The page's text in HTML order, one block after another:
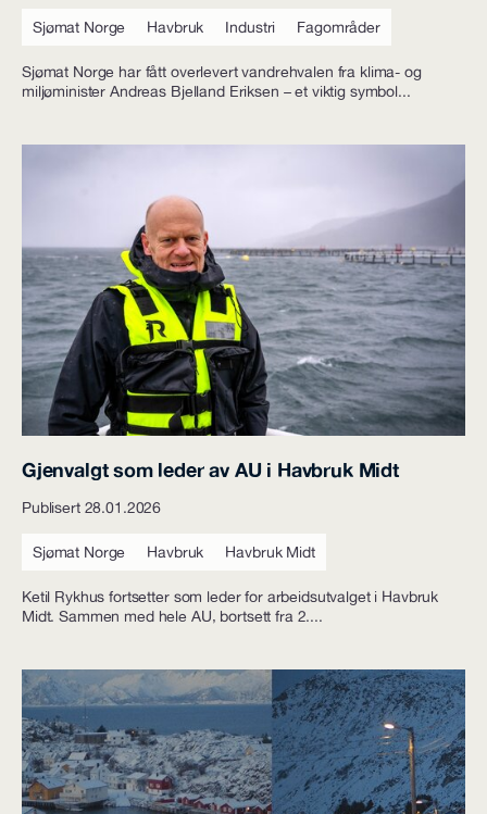
Sjømat Norge Havbruk Industri Fagområder
Sjømat Norge har fått overlevert vandrehvalen fra klima- og
miljøminister Andreas Bjelland Eriksen – et viktig symbol...
Gjenvalgt som leder av AU i Havbruk Midt
Publisert 28.01.2026
Sjømat Norge Havbruk Havbruk Midt
Ketil Rykhus fortsetter som leder for arbeidsutvalget i Havbruk
Midt. Sammen med hele AU, bortsett fra 2....